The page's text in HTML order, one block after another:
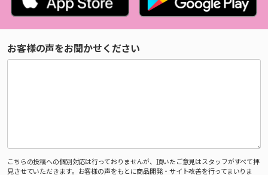
お客様の声をお聞かせください
こちらの投稿への個別対応は行っておりませんが、頂いたご意見はスタッフがすべて拝
見させていただきます。お客様の声をもとに商品開発・サイト改善を行ってまいりま